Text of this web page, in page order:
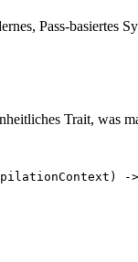
Pass-basiertes
Trait, was
-